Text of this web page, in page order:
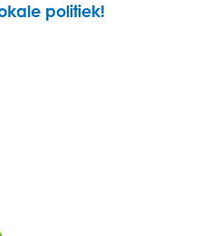
politiek!